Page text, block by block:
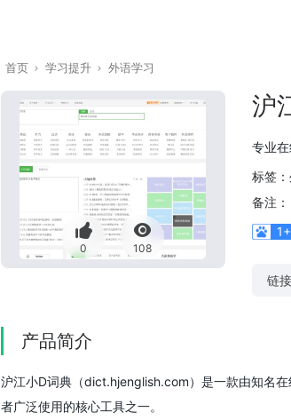
首页 学习提升 外语学习
0 108
沪
专业
标签：
备注：
1+
链
产品简介
沪江小D词典（dict.hjenglish.com）是一款由知名
者广泛使用的核心工具之一。